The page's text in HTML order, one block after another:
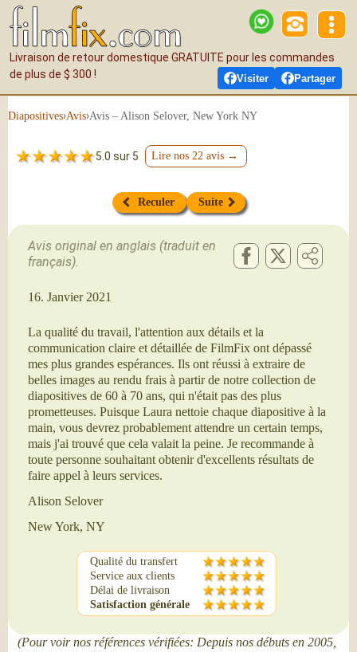
Visiter Partager
Livraison de retour domestique GRATUITE pour les commandes
de plus de $ 300 !
Diapositives›Avis›Avis – Alison Selover, New York NY
5.0 sur 5 Lire nos 22 avis →
Reculer Suite
Avis original en anglais (traduit en
français).
16. Janvier 2021
La qualité du travail, l'attention aux détails et la
communication claire et détaillée de FilmFix ont dépassé
mes plus grandes espérances. Ils ont réussi à extraire de
belles images au rendu frais à partir de notre collection de
diapositives de 60 à 70 ans, qui n'était pas des plus
prometteuses. Puisque Laura nettoie chaque diapositive à la
main, vous devrez probablement attendre un certain temps,
mais j'ai trouvé que cela valait la peine. Je recommande à
toute personne souhaitant obtenir d'excellents résultats de
faire appel à leurs services.
Alison Selover
New York, NY
Qualité du transfert
Service aux clients
Délai de livraison
Satisfaction générale
(Pour voir nos références vérifiées: Depuis nos débuts en 2005,